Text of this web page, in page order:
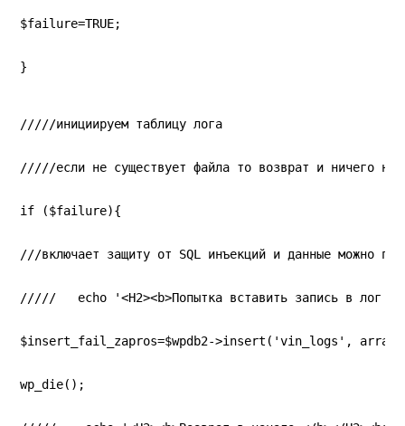
$failure=TRUE;
}
/////инициируем таблицу лога
/////если не существует файла то возврат и ничего не
if ($failure){
///включает защиту от SQL инъекций и данные можно
/////   echo '<H2><b>Попытка вставить запись в лог
$insert_fail_zapros=$wpdb2->insert('vin_logs',
wp_die();